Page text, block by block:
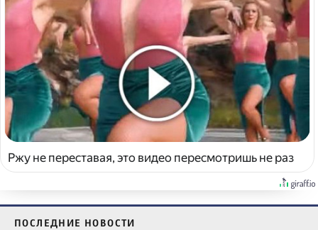
Ржу не переставая, это видео пересмотришь не раз
ПОСЛЕДНИЕ НОВОСТИ